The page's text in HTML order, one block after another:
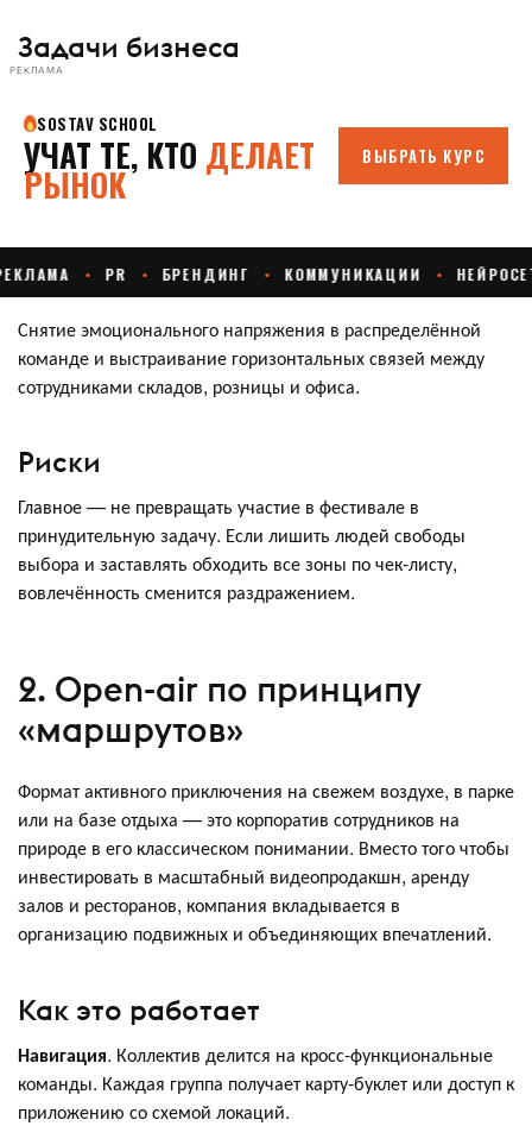
Задачи бизнеса
РЕКЛАМА
Снятие эмоционального напряжения в распределённой
команде и выстраивание горизонтальных связей между
сотрудниками складов, розницы и офиса.
Риски
Главное — не превращать участие в фестивале в
принудительную задачу. Если лишить людей свободы
выбора и заставлять обходить все зоны по чек-листу,
вовлечённость сменится раздражением.
2. Open-air по принципу
«маршрутов»
Формат активного приключения на свежем воздухе, в парке
или на базе отдыха — это корпоратив сотрудников на
природе в его классическом понимании. Вместо того чтобы
инвестировать в масштабный видеопродакшн, аренду
залов и ресторанов, компания вкладывается в
организацию подвижных и объединяющих впечатлений.
Как это работает
Навигация. Коллектив делится на кросс-функциональные
команды. Каждая группа получает карту-буклет или доступ к
приложению со схемой локаций.